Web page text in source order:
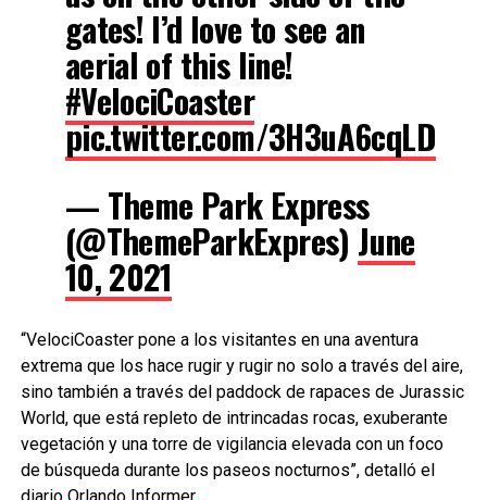
gates! I’d love to see an
aerial of this line!
#VelociCoaster
pic.twitter.com/3H3uA6cqLD
— Theme Park Express
(@ThemeParkExpres) June
10, 2021
“VelociCoaster pone a los visitantes en una aventura
extrema que los hace rugir y rugir no solo a través del aire,
sino también a través del paddock de rapaces de Jurassic
World, que está repleto de intrincadas rocas, exuberante
vegetación y una torre de vigilancia elevada con un foco
de búsqueda durante los paseos nocturnos”, detalló el